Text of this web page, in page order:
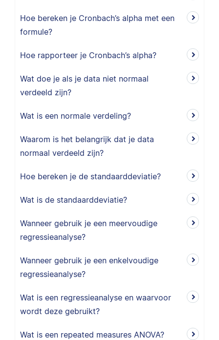
Hoe bereken je Cronbach’s alpha met een
formule?
Hoe rapporteer je Cronbach’s alpha?
Wat doe je als je data niet normaal
verdeeld zijn?
Wat is een normale verdeling?
Waarom is het belangrijk dat je data
normaal verdeeld zijn?
Hoe bereken je de standaarddeviatie?
Wat is de standaarddeviatie?
Wanneer gebruik je een meervoudige
regressieanalyse?
Wanneer gebruik je een enkelvoudige
regressieanalyse?
Wat is een regressieanalyse en waarvoor
wordt deze gebruikt?
Wat is een repeated measures ANOVA?